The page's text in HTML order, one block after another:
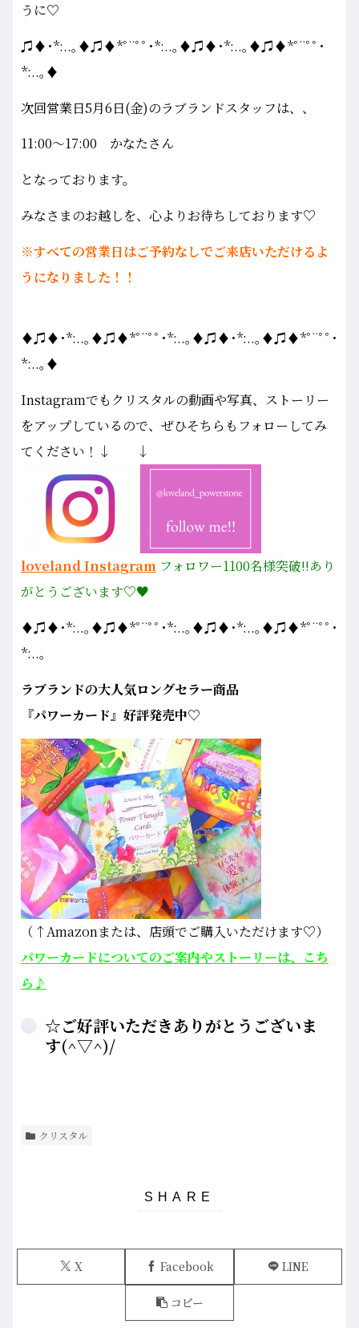
うに♡
♫♦･*:..｡♦♫♦*ﾟ¨ﾟﾟ･*:..｡♦♫♦･*:..｡♦♫♦*ﾟ¨ﾟﾟ･
*:..｡♦
次回営業日5月6日(金)のラブランドスタッフは、、
11:00～17:00 かなたさん
となっております。
みなさまのお越しを、心よりお待ちしております♡
※すべての営業日はご予約なしでご来店いただけるよ
うになりました！！
♦♫♦･*:..｡♦♫♦*ﾟ¨ﾟﾟ･*:..｡♦♫♦･*:..｡♦♫♦*ﾟ¨ﾟﾟ･
*:..｡♦
Instagramでもクリスタルの動画や写真、ストーリー
をアップしているので、ぜひそちらもフォローしてみ
てください！↓ ↓
loveland Instagram フォロワー1100名様突破!!あり
がとうございます♡♥
♦♫♦･*:..｡♦♫♦*ﾟ¨ﾟﾟ･*:..｡♦♫♦･*:..｡♦♫♦*ﾟ¨ﾟﾟ･
*:..｡
ラブランドの大人気ロングセラー商品
『パワーカード』好評発売中♡
（↑Amazonまたは、店頭でご購入いただけます♡）
パワーカードについてのご案内やストーリーは、こち
ら♪
☆ご好評いただきありがとうございま
す(^▽^)/
クリスタル
X Facebook LINE
コピー